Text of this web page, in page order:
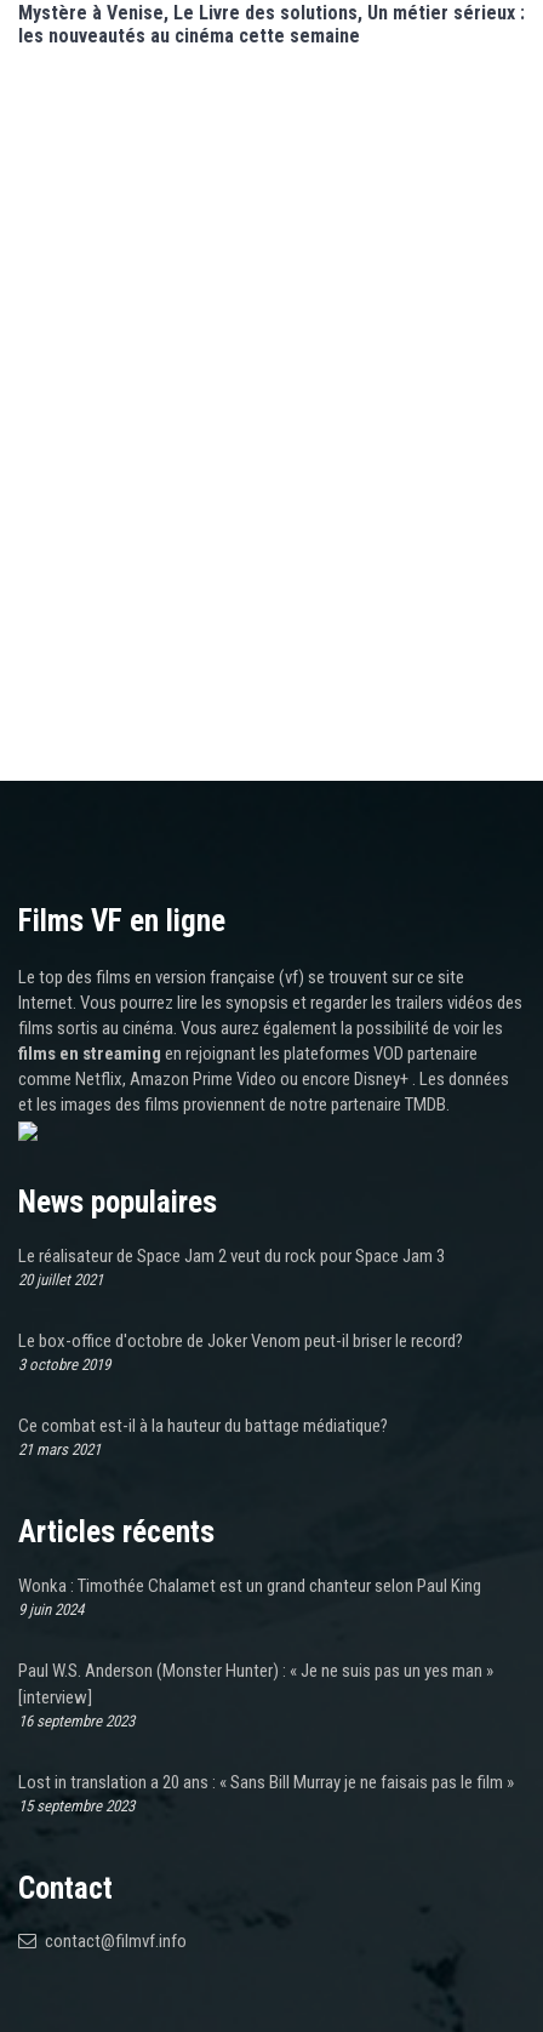
Mystère à Venise, Le Livre des solutions, Un métier sérieux :
les nouveautés au cinéma cette semaine
Films VF en ligne
Le top des films en version française (vf) se trouvent sur ce site
Internet. Vous pourrez lire les synopsis et regarder les trailers vidéos des
films sortis au cinéma. Vous aurez également la possibilité de voir les
films en streaming en rejoignant les plateformes VOD partenaire
comme Netflix, Amazon Prime Video ou encore Disney+ . Les données
et les images des films proviennent de notre partenaire TMDB.
News populaires
Le réalisateur de Space Jam 2 veut du rock pour Space Jam 3
20 juillet 2021
Le box-office d'octobre de Joker Venom peut-il briser le record?
3 octobre 2019
Ce combat est-il à la hauteur du battage médiatique?
21 mars 2021
Articles récents
Wonka : Timothée Chalamet est un grand chanteur selon Paul King
9 juin 2024
Paul W.S. Anderson (Monster Hunter) : « Je ne suis pas un yes man »
[interview]
16 septembre 2023
Lost in translation a 20 ans : « Sans Bill Murray je ne faisais pas le film »
15 septembre 2023
Contact
contact@filmvf.info